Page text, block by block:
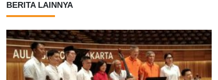
BERITA LAINNYA